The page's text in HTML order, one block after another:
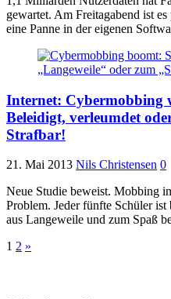
gewartet. Am Freitagabend ist
eine Panne in der eigenen
Internet: Cybermobbing
Beleidigt, verleumdet
Strafbar!
21. Mai 2013 Nils Christensen 0
Neue Studie beweist. Mobbing
Problem. Jeder fünfte Schüler
aus Langeweile und zum Spaß
Seitennummerierung
1 2 »